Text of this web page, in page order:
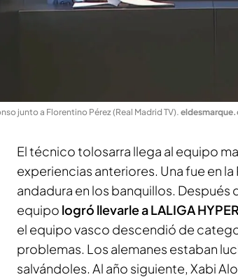
junto a Florentino Pérez (Real Madrid TV).
El técnico tolosarra llega al equipo
experiencias anteriores. Una fue en
andadura en los banquillos. Después
equipo logró llevarle a LALIGA
el equipo vasco descendió de
problemas. Los alemanes estaban
salvándoles. Al año siguiente, Xabi